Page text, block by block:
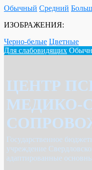
Обычный Средний
ИЗОБРАЖЕНИЯ:
Черно-белые Цветные
Для слабовидящих
ЦЕНТР
МЕДИКО-
Государственное
учреждение
адаптированные